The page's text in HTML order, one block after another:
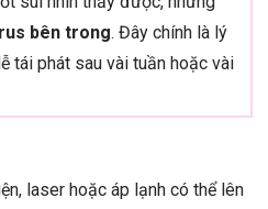
bên trong. Đây chính là lý
tái phát sau vài tuần hoặc vài
laser hoặc áp lạnh có thể lên